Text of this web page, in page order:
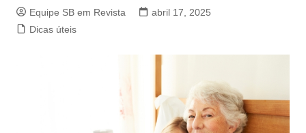
Equipe SB em Revista
abril 17, 2025
Dicas úteis